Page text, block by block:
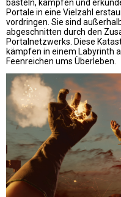
basteln, kämpfen und
Portale in eine Vielzahl
vordringen. Sie sind
abgeschnitten durch den
Portalnetzwerks. Diese
kämpfen in einem Labyrinth
Feenreichen ums Überleben.